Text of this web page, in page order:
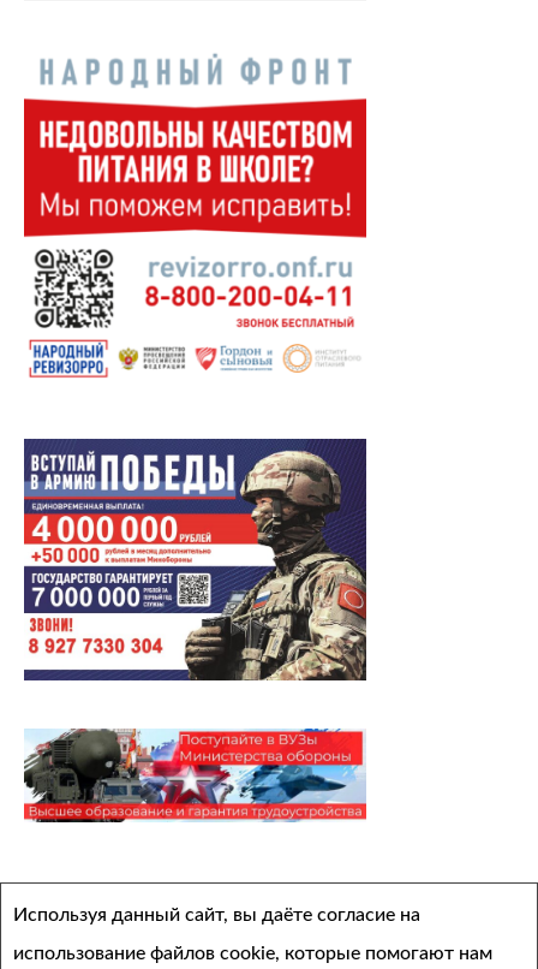
Архивы
Выберите месяц
Используя данный сайт, вы даёте согласие на
использование файлов cookie, которые помогают нам